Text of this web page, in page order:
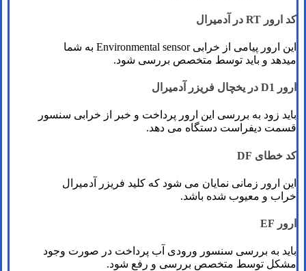
کد ارور RT در آدمیرال
این ارور پیامی از خرابی Environmental sensor به شما
میدهد و باید توسط متخصص بررسی شود.
ارور D1 در یخچال فریزر آدمیرال
باید زود به بررسی این ارور پرداخت و خبر از خرابی سنسور
قسمت دیفراست دستگاه می دهد.
کد خطای DF
این ارور زمانی نمایان می شود که کلید فریزر آدمیرال
خراب و معیوب شده باشد.
ارور EF
باید به بررسی سنسور ورودی آب پرداخت در صورت وجود
مشکل توسط متخصص بررسی و رفع شود.